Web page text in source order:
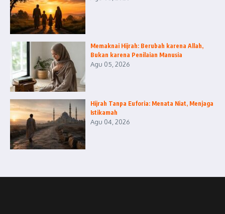
Memaknai Hijrah: Berubah karena Allah,
Bukan karena Penilaian Manusia
Agu 05, 2026
Hijrah Tanpa Euforia: Menata Niat, Menjaga
Istikamah
Agu 04, 2026